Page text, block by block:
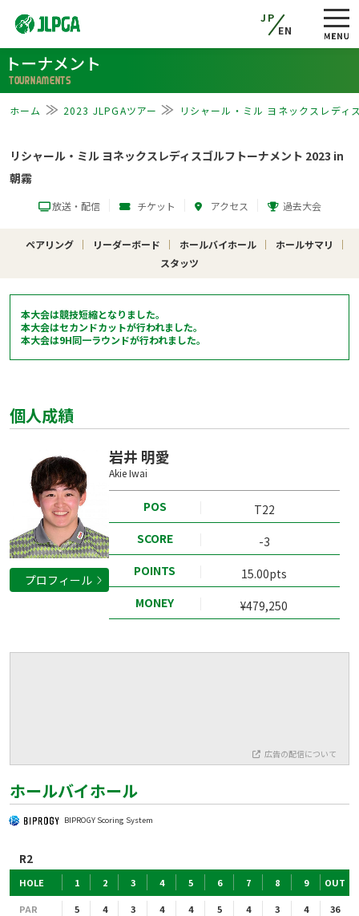
JP
EN
トーナメント
TOURNAMENTS
ホーム 2023 JLPGAツアー リシャール・ミル ヨネックスレデ
リシャール・ミル ヨネックスレディスゴルフトーナメント 2023 in
朝霧
放送・配信 チケット アクセス 過去大会
ペアリング リーダーボード ホールバイホール
ホールサマリ
スタッツ
本大会は競技短縮となりました。
本大会はセカンドカットが行われました。
本大会は9H同一ラウンドが行われました。
個人成績
プロフィール
岩井 明愛
Akie Iwai
POS
T22
SCORE
-3
POINTS
15.00pts
MONEY
¥479,250
広告の配信について
ホールバイホール
BIPROGY Scoring System
R2
HOLE 1 2 3 4 5 6 7 8 9 OUT
PAR 5 4 3 4 4 5 4 3 4
36